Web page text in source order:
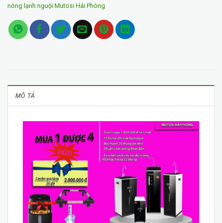
nóng lạnh nguội Mutosi Hải Phòng
MÔ TẢ